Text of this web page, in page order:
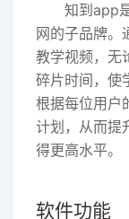
知到app
网的子品牌。
教学视频，无
碎片时间，使
根据每位用户
计划，从而提
得更高水平。
软件功能​